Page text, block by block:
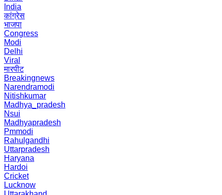
India
कांग्रेस
भाजपा
Congress
Modi
Delhi
Viral
मारपीट
Breakingnews
Narendramodi
Nitishkumar
Madhya_pradesh
Nsui
Madhyapradesh
Pmmodi
Rahulgandhi
Uttarpradesh
Haryana
Hardoi
Cricket
Lucknow